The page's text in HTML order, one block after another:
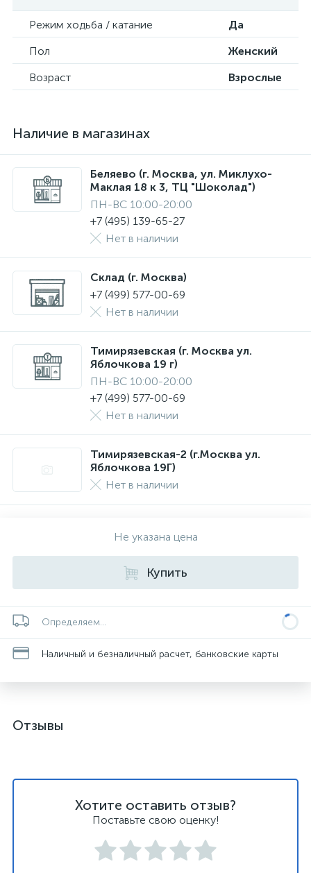
Режим ходьба / катание
Да
Пол
Женский
Возраст
Взрослые
Наличие в магазинах
Беляево (г. Москва, ул. Миклухо-
Маклая 18 к 3, ТЦ "Шоколад")
ПН-ВС 10:00-20:00
+7 (495) 139-65-27
Нет в наличии
Склад (г. Москва)
+7 (499) 577-00-69
Нет в наличии
Тимирязевская (г. Москва ул.
Яблочкова 19 г)
ПН-ВС 10:00-20:00
+7 (499) 577-00-69
Нет в наличии
Тимирязевская-2 (г.Москва ул.
Яблочкова 19Г)
Нет в наличии
Не указана цена
Купить
Определяем...
Наличный и безналичный расчет, банковские карты
Отзывы
Хотите оставить отзыв?
Поставьте свою оценку!